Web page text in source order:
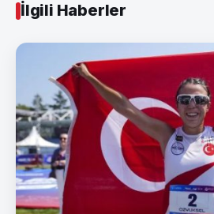
İlgili Haberler